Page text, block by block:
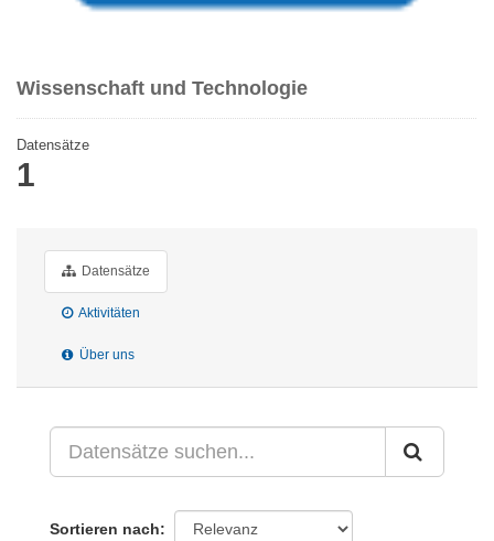
Wissenschaft und Technologie
Datensätze
1
Datensätze
Aktivitäten
Über uns
Sortieren nach